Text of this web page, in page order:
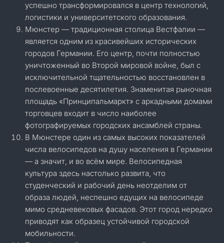
успешно трансформировался в центр технологий,
логистики и университетского образования.
Мюнстер — традиционная столица Вестфалии —
является одним из красивейших исторических
городов Германии. Его центр, почти полностью
уничтоженный во Второй мировой войне, был с
исключительной тщательностью восстановлен в
послевоенные десятилетия. Знаменитая рыночная
площадь «Принципальмаркт» с аркадными домами
торговцев входит в число наиболее
фотографируемых городских ансамблей страны.
В Мюнстере один из самых высоких показателей
числа велосипедов на душу населения в Германии
— а значит, и во всём мире. Велосипедная
культура здесь настолько развита, что
студенческий и рабочий день неотделим от
образа людей, неспешно едущих на велосипеде
мимо средневековых фасадов. Этот город нередко
приводят как образец устойчивой городской
мобильности.